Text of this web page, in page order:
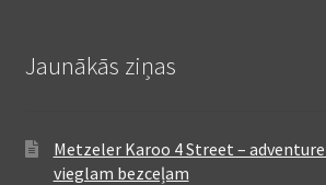
Jaunākās ziņas
Metzeler Karoo 4 Street –
vieglam bezceļam